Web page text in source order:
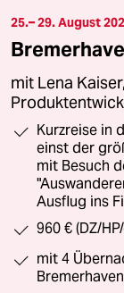
25.– 29. August
mit Lena
Kurzreise in
einst der
mit Besuch
Ausflug ins
960 € (DZ/
mit 4
Bremerhaven